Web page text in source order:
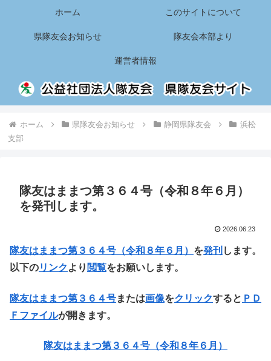
ホーム このサイトについて
県隊友会お知らせ 隊友会本部より
運営者情報
ホーム 県隊友会お知らせ 静岡県隊友会
浜松
支部
隊友はままつ第３６４号（令和８年６月）
を発刊します。
2026.06.23
隊友はままつ第３６４号（令和８年６月） を発刊 します。
以下のリンク より 閲覧をお願いします。
隊友はままつ第３６４号または画像をクリックすると ＰＤ
Ｆファイルが開きます。
隊友はままつ第３６４号（令和８年６ 月）